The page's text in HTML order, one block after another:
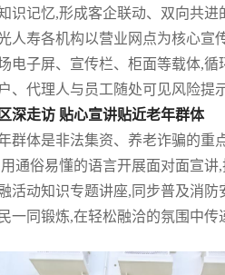
识记忆,形成客企联动、双向共进
人寿各机构以营业网点为核心宣
电子屏、宣传栏、柜面等载体,
、代理人与员工随处可见风险提示
深走访 贴心宣讲贴近老年群体
群体是非法集资、养老诈骗的重
通俗易懂的语言开展面对面宣
活动知识专题讲座,同步普及消
一同锻炼,在轻松融洽的氛围中传